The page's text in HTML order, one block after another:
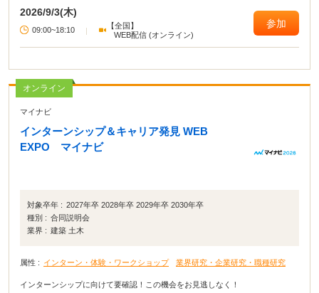
回答でAmazonギフト500円分プレゼント・チャットで企業に質問できる 自宅か
ら！移動中に！バイトや授業のスキマ時間に参加するだけで、周りと差がつく
就活イベントです！
2026/9/3(木)
09:00~18:10 |
【全国】
WEB配信 (オンライン)
参加
オンライン
マイナビ
インターンシップ＆キャリア発見 WEB
EXPO マイナビ
対象卒年 : 2027年卒 2028年卒 2029年卒 2030年卒
種別 : 合同説明会
業界 : 建築 土木
属性 : インターン・体験・ワークショップ 業界研究・企業研究・職種研究
インターンシップに向けて要確認！この機会をお見逃しなく！